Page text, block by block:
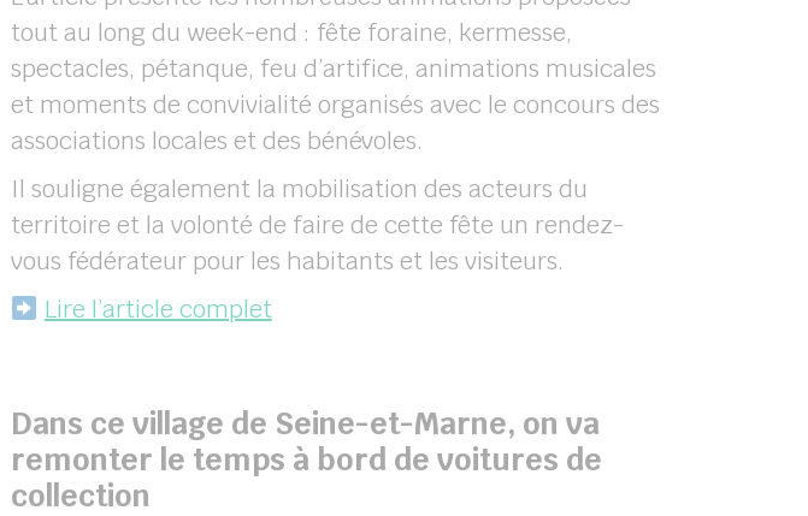
tout au long du week-end : fête foraine, kermesse,
spectacles, pétanque, feu d’artifice, animations musicales
et moments de convivialité organisés avec le concours des
associations locales et des bénévoles.
Il souligne également la mobilisation des acteurs du
territoire et la volonté de faire de cette fête un rendez-
vous fédérateur pour les habitants et les visiteurs.
Lire l’article complet
Dans ce village de Seine-et-Marne, on va
remonter le temps à bord de voitures de
collection